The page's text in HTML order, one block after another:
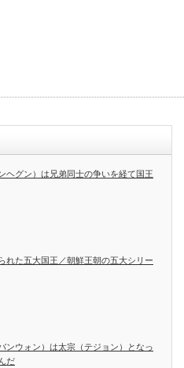
ヘグン）は兄弟同士の争いを経て国王
れた五大国王／朝鮮王朝の五大シリー
ンウォン）は太宗（テジョン）となっ
だ